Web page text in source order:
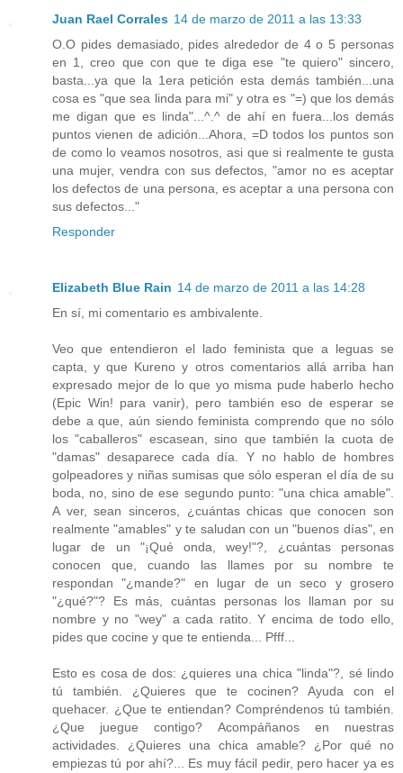
Juan Rael Corrales 14 de marzo de 2011 a las 13:33
O.O pides demasiado, pides alrededor de 4 o 5 personas
en 1, creo que con que te diga ese "te quiero" sincero,
basta...ya que la 1era petición esta demás también...una
cosa es "que sea linda para mi" y otra es "=) que los demás
me digan que es linda"...^.^ de ahí en fuera...los demás
puntos vienen de adición...Ahora, =D todos los puntos son
de como lo veamos nosotros, asi que si realmente te gusta
una mujer, vendra con sus defectos, "amor no es aceptar
los defectos de una persona, es aceptar a una persona con
sus defectos..."
Responder
Elizabeth Blue Rain 14 de marzo de 2011 a las 14:28
En sí, mi comentario es ambivalente.
Veo que entendieron el lado feminista que a leguas se
capta, y que Kureno y otros comentarios allá arriba han
expresado mejor de lo que yo misma pude haberlo hecho
(Epic Win! para vanir), pero también eso de esperar se
debe a que, aún siendo feminista comprendo que no sólo
los "caballeros" escasean, sino que también la cuota de
"damas" desaparece cada día. Y no hablo de hombres
golpeadores y niñas sumisas que sólo esperan el día de su
boda, no, sino de ese segundo punto: "una chica amable".
A ver, sean sinceros, ¿cuántas chicas que conocen son
realmente "amables" y te saludan con un "buenos días", en
lugar de un "¡Qué onda, wey!"?, ¿cuántas personas
conocen que, cuando las llames por su nombre te
respondan "¿mande?" en lugar de un seco y grosero
"¿qué?"? Es más, cuántas personas los llaman por su
nombre y no "wey" a cada ratito. Y encima de todo ello,
pides que cocine y que te entienda... Pfff...
Esto es cosa de dos: ¿quieres una chica "linda"?, sé lindo
tú también. ¿Quieres que te cocinen? Ayuda con el
quehacer. ¿Que te entiendan? Compréndenos tú también.
¿Que juegue contigo? Acompáñanos en nuestras
actividades. ¿Quieres una chica amable? ¿Por qué no
empiezas tú por ahí?... Es muy fácil pedir, pero hacer ya es